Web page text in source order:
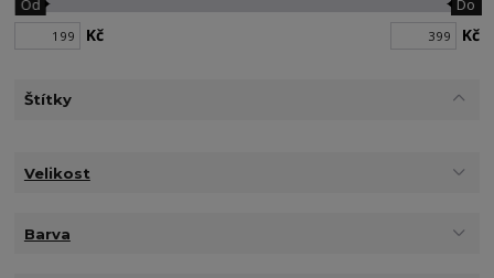
Kč
Od Do
Kč
Štítky
Velikost
Barva